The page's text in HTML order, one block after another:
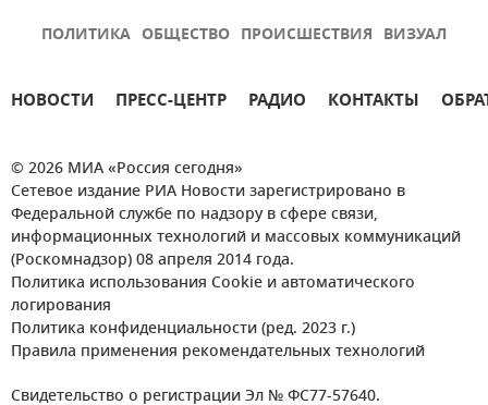
ПОЛИТИКА ОБЩЕСТВО ПРОИСШЕСТВИЯ ВИЗУАЛ
НОВОСТИ ПРЕСС-ЦЕНТР РАДИО КОНТАКТЫ
© 2026 МИА «Россия сегодня»
Сетевое издание РИА Новости зарегистрировано в
Федеральной службе по надзору в сфере связи,
информационных технологий и массовых коммуникаций
(Роскомнадзор) 08 апреля 2014 года.
Политика использования Cookie и автоматического
логирования
Политика конфиденциальности (ред. 2023 г.)
Правила применения рекомендательных технологий
Свидетельство о регистрации Эл № ФС77-57640.